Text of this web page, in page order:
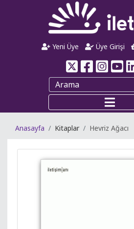
Yeni Üye Üye Girişi
Anasayfa Kitaplar Hevriz Ağacı